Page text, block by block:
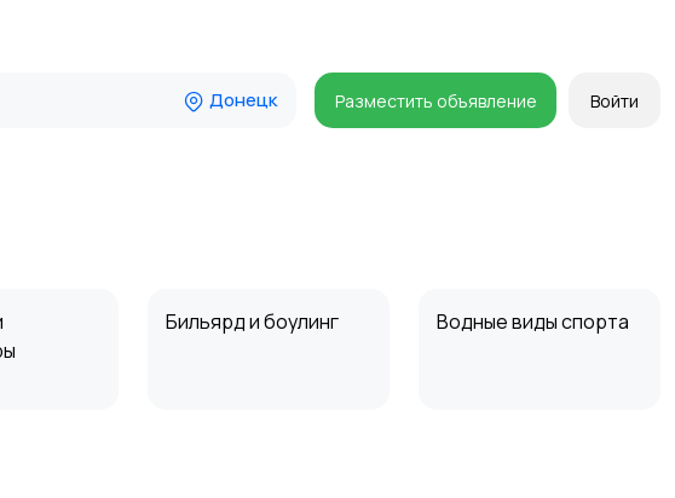
Донецк Разместить объявление Войти
Бильярд и боулинг Водные виды спорта